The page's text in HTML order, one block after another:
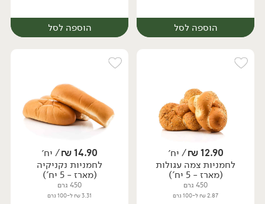
הוספה לסל
יח׳
הוספה לסל
יח׳
12.90
₪/ יח׳
לחמניות צמה עגולות
(מארז - 5 יח')
450 גרם
2.87 ₪ ל-100 גרם
14.90
₪/ יח׳
לחמניות נקניקיה
(מארז - 5 יח')
450 גרם
3.31 ₪ ל-100 גרם